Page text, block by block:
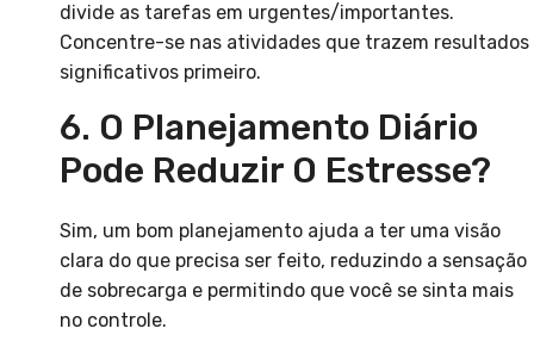
divide as tarefas em urgentes/importantes.
Concentre-se nas atividades que trazem resultados
significativos primeiro.
6. O Planejamento Diário
Pode Reduzir O Estresse?
Sim, um bom planejamento ajuda a ter uma visão
clara do que precisa ser feito, reduzindo a sensação
de sobrecarga e permitindo que você se sinta mais
no controle.